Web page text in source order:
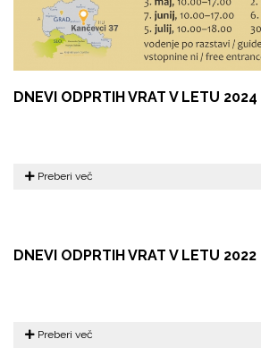
DNEVI ODPRTIH VRAT V LETU 2024
Preberi več
DNEVI ODPRTIH VRAT V LETU 2022
Preberi več